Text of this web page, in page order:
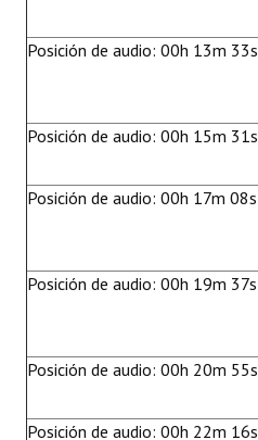
Posición de audio: 00h 13m 33s
Posición de audio: 00h 15m 31s
Posición de audio: 00h 17m 08s
Posición de audio: 00h 19m 37s
Posición de audio: 00h 20m 55s
Posición de audio: 00h 22m 16s